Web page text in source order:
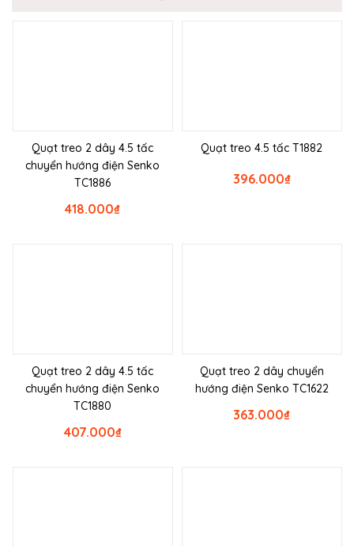
Quạt treo 2 dây 4.5 tấc
chuyển hướng điện Senko
TC1886
₫
418.000
Quạt treo 4.5 tấc T1882
₫
396.000
Quạt treo 2 dây 4.5 tấc
chuyển hướng điện Senko
TC1880
₫
407.000
Quạt treo 2 dây chuyển
hướng điện Senko TC1622
₫
363.000